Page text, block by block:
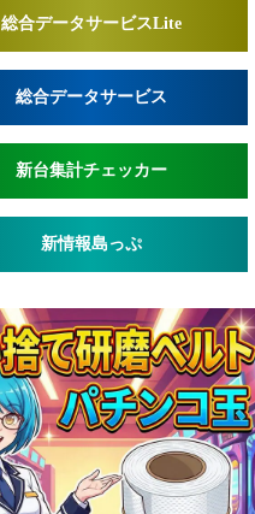
総合データサービスLite
総合データサービス
新台集計チェッカー
新情報島っぷ